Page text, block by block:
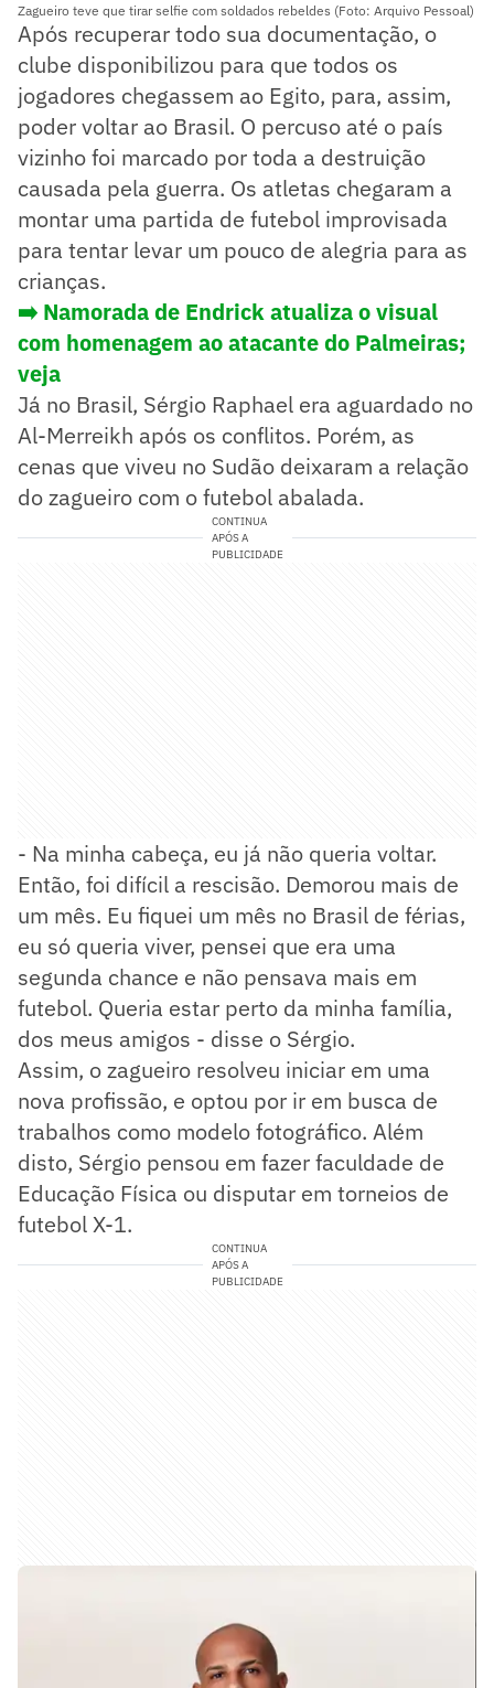
Zagueiro teve que tirar selfie com soldados rebeldes (Foto: Arquivo Pessoal)
Após recuperar todo sua documentação, o
clube disponibilizou para que todos os
jogadores chegassem ao Egito, para, assim,
poder voltar ao Brasil. O percuso até o país
vizinho foi marcado por toda a destruição
causada pela guerra. Os atletas chegaram a
montar uma partida de futebol improvisada
para tentar levar um pouco de alegria para as
crianças.
➡️ Namorada de Endrick atualiza o visual
com homenagem ao atacante do Palmeiras;
veja
Já no Brasil, Sérgio Raphael era aguardado no
Al-Merreikh após os conflitos. Porém, as
cenas que viveu no Sudão deixaram a relação
do zagueiro com o futebol abalada.
CONTINUA
APÓS A
PUBLICIDADE
- Na minha cabeça, eu já não queria voltar.
Então, foi difícil a rescisão. Demorou mais de
um mês. Eu fiquei um mês no Brasil de férias,
eu só queria viver, pensei que era uma
segunda chance e não pensava mais em
futebol. Queria estar perto da minha família,
dos meus amigos - disse o Sérgio.
Assim, o zagueiro resolveu iniciar em uma
nova profissão, e optou por ir em busca de
trabalhos como modelo fotográfico. Além
disto, Sérgio pensou em fazer faculdade de
Educação Física ou disputar em torneios de
futebol X-1.
CONTINUA
APÓS A
PUBLICIDADE